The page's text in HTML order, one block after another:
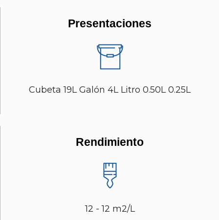
Presentaciones
Cubeta 19L Galón 4L Litro 0.50L 0.25L
Rendimiento
12 - 12 m2/L